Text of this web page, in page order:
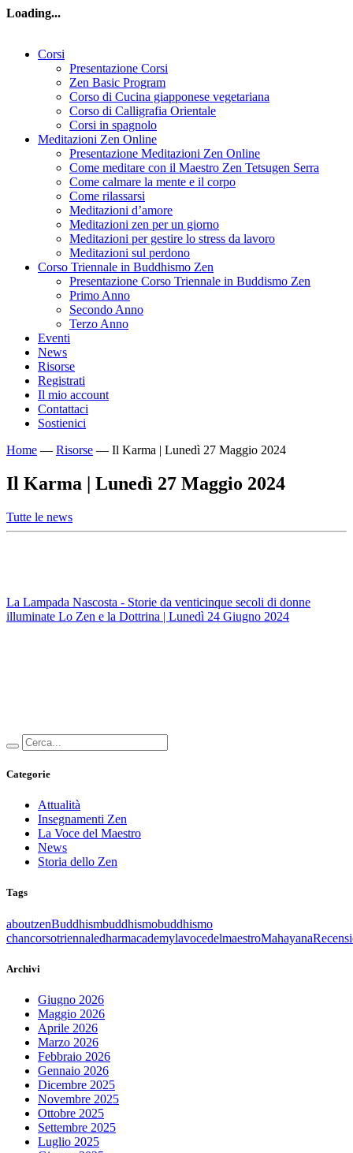
Loading...
Corsi
Presentazione Corsi
Zen Basic Program
Corso di Cucina giapponese vegetariana
Corso di Calligrafia Orientale
Corsi in spagnolo
Meditazioni Zen Online
Presentazione Meditazioni Zen Online
Come meditare con il Maestro Zen Tetsugen Serra
Come calmare la mente e il corpo
Come rilassarsi
Meditazioni d’amore
Meditazioni zen per un giorno
Meditazioni per gestire lo stress da lavoro
Meditazioni sul perdono
Corso Triennale in Buddhismo Zen
Presentazione Corso Triennale in Buddismo Zen
Primo Anno
Secondo Anno
Terzo Anno
Eventi
News
Risorse
Registrati
Il mio account
Contattaci
Sostienici
Home — Risorse — Il Karma | Lunedì 27 Maggio 2024
Il Karma | Lunedì 27 Maggio 2024
Tutte le news
La Lampada Nascosta - Storie da venticinque secoli di donne
illuminate Lo Zen e la Dottrina | Lunedì 24 Giugno 2024
Categorie
Attualità
Insegnamenti Zen
La Voce del Maestro
News
Storia dello Zen
Tags
aboutzenBuddhismbuddhismobuddhismo
chancorsotriennaledharmacademylavocedelmaestroMahayana
Archivi
Giugno 2026
Maggio 2026
Aprile 2026
Marzo 2026
Febbraio 2026
Gennaio 2026
Dicembre 2025
Novembre 2025
Ottobre 2025
Settembre 2025
Luglio 2025